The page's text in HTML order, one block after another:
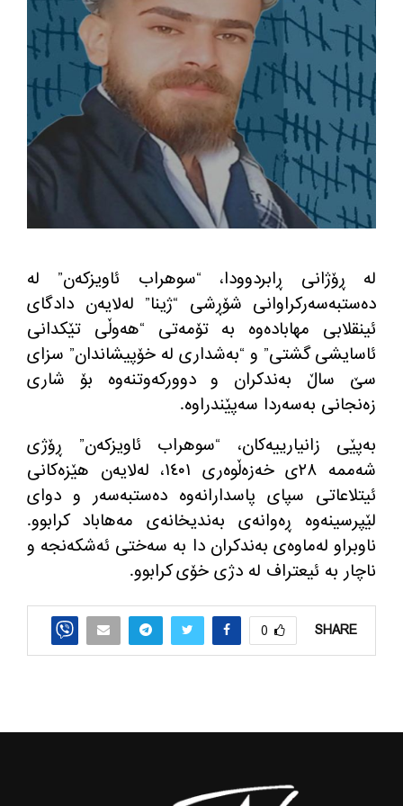
لە ڕۆژانی ڕابردوودا، “سوهراب ئاویزکەن” له‌
ده‌ستبه‌سه‌ركراوانی شۆڕشی “ژینا” لەلایەن دادگای
ئینقلابی مهابادەوە بە تۆمەتی “هه‌وڵی تێکدانی
ئاسایشی گشتی” و “بەشداری لە خۆپیشاندان” سزای
سێ ساڵ بەندکران و دووركه‌وتنه‌وه‌ بۆ شاری
زه‌نجانی به‌سه‌ردا سه‌پێندراوه‌.
به‌پێی زانیارییه‌كان، “سوهراب ئاویزکەن” ڕۆژی
شەممە ٢٨ی خەزەڵوەری ١٤٠١، لەلایەن هێزەکانی
ئیتلاعاتی سپای پاسدارانەوە دەستبەسەر و دوای
لێپرسینەوە ڕەوانەی بەندیخانەی مەهاباد کرابوو.
ناوبراو له‌ماوه‌ی به‌ندكران دا به‌ سه‌ختی ئه‌شكه‌نجه و
ناچار به‌ ئیعتراف له‌ دژی خۆی كرابوو.
SHARE
0